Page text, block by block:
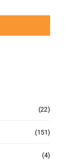
(22)
(151)
(4)